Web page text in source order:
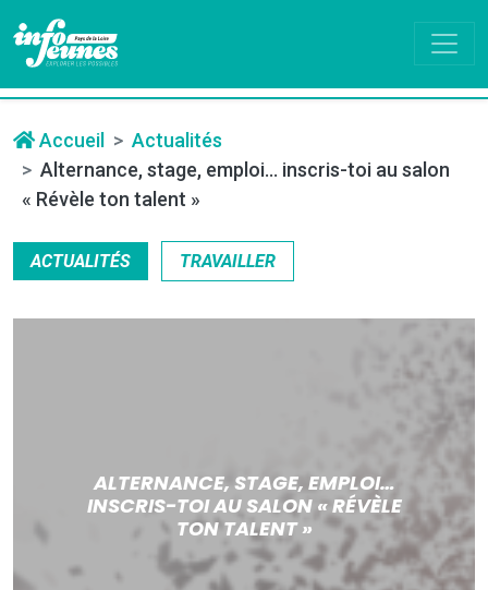
Accueil
Actualités
Alternance, stage, emploi… inscris-toi au salon
« Révèle ton talent »
ACTUALITÉS TRAVAILLER
ALTERNANCE, STAGE, EMPLOI…
INSCRIS-TOI AU SALON « RÉVÈLE
TON TALENT »